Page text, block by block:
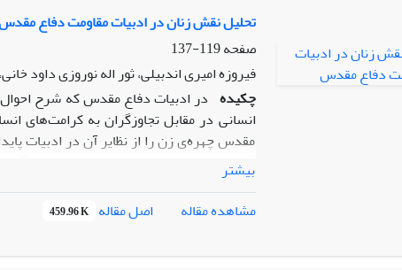
تمرکز بر پیامدهای سیاسی، امنیتی و
برای ایران داشته است: از یک‌سو تهدیدی
دیپلماتیک و موازنه‌سازی منطقه‌ای
تحلیل نقش زنان در ادبیات مقاومت دفاع
صفحه119-137
فیروزه امیری اندبیلی، ثور اله نوروزی داود
چکیده در ادبیات دفاع مقدس که شرح
انسانی در مقابل تجاوزگران به کرامت‌های
مقدس چهره‌ی زن را از نظایر آن در ادبیات
است. در این مقاله، ایمان، ظلم‌ستیزی،
گذاشته شده است. ادبیات زنانه از خصوصیات
آن را یافت. هستی در منظر زنان، از وجه
مخصوص به خود، زندگی و به دنبال آن، جنگ
بیشتر
مشاهده مقاله
اصل مقاله 459.96 K